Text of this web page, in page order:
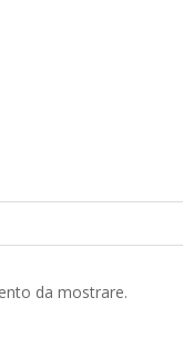
da mostrare.